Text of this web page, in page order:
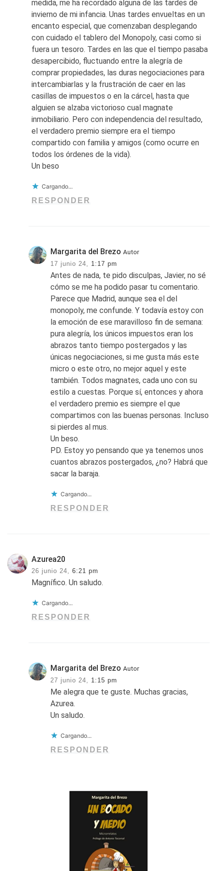
medida, me ha recordado alguna de las tardes de
invierno de mi infancia. Unas tardes envueltas en un
encanto especial, que comenzaban desplegando
con cuidado el tablero del Monopoly, casi como si
fuera un tesoro. Tardes en las que el tiempo pasaba
desapercibido, fluctuando entre la alegría de
comprar propiedades, las duras negociaciones para
intercambiarlas y la frustración de caer en las
casillas de impuestos o en la cárcel, hasta que
alguien se alzaba victorioso cual magnate
inmobiliario. Pero con independencia del resultado,
el verdadero premio siempre era el tiempo
compartido con familia y amigos (como ocurre en
todos los órdenes de la vida).
Un beso
Cargando...
RESPONDER
Margarita del Brezo Autor
17 junio 24,
1:17 pm
Antes de nada, te pido disculpas, Javier, no sé
cómo se me ha podido pasar tu comentario.
Parece que Madrid, aunque sea el del
monopoly, me confunde. Y todavía estoy con
la emoción de ese maravilloso fin de semana:
pura alegría, los únicos impuestos eran los
abrazos tanto tiempo postergados y las
únicas negociaciones, si me gusta más este
micro o este otro, no mejor aquel y este
también. Todos magnates, cada uno con su
estilo a cuestas. Porque sí, entonces y ahora
el verdadero premio es siempre el que
compartimos con las buenas personas. Incluso
si pierdes al mus.
Un beso.
PD. Estoy yo pensando que ya tenemos unos
cuantos abrazos postergados, ¿no? Habrá que
sacar la baraja.
Cargando...
RESPONDER
Azurea20
26 junio 24, 6:21 pm
Magnífico. Un saludo.
Cargando...
RESPONDER
Margarita del Brezo Autor
27 junio 24,
1:15 pm
Me alegra que te guste. Muchas gracias,
Azurea.
Un saludo.
Cargando...
RESPONDER